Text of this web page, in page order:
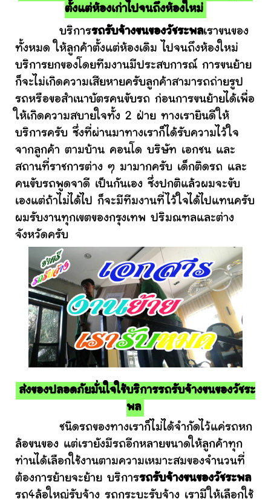
ตั้งแต่ห้องเก่าไปจนถึงห้องใหม่
บริการรถรับจ้างขนของวัชระพลเราขนของ
ทั้งหมด ให้ลูกค้าตั้งแต่ห้องเดิม ไปจนถึงห้องใหม่
บริการยกของโดยทีมงานมีประสบการณ์ การขนย้าย
ก็จะไม่เกิดความเสียหายครับลูกค้าสามารถถ่ายรูป
รถหรือขอสำเนาบัตรคนขับรถ ก่อนการขนย้ายได้เพื่อ
ให้เกิดความสบายใจทั้ง 2 ฝ่าย ทางเรายินดีให้
บริการครับ ซึ่งที่ผ่านมาทางเราก็ได้รับความไว้ใจ
จากลูกค้า ตามบ้าน คอนโด บริษัท เอกชน และ
สถานที่ราชการต่าง ๆ มามากครับ เด็กติดรถ และ
คนขับรถพูดจาดี เป็นกันเอง ซึ่งปกติแล้วผมจะขับ
เองแต่ถ้าไม่ได้ไป ก็จะมีทีมงานที่ไว้ใจได้ไปแทนครับ
ผมรับงานทุกเขตของกรุงเทพ ปริมณฑลและต่าง
จังหวัดครับ
ส่งของปลอดภัยมั่นใจใช้บริการรถรับจ้างขนของวัชระ
พล
ชนิดรถของทางเราก็ไม่ได้จำกัดไว้แค่รถหก
ล้อขนของ แต่เรายังมีรถอีกหลายขนาดให้ลูกค้าทุก
ท่านได้เลือกใช้งานตามความเหมาะสมของจำนวนที่
ต้องการย้ายจะย้าย บริการรถรับจ้างขนของวัชระพล
รถ4ล้อใหญ่รับจ้าง รถกระบะรับจ้าง เรามีให้เลือกใช้